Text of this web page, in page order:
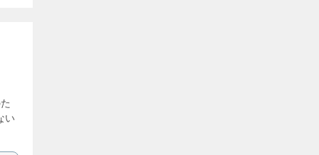
い